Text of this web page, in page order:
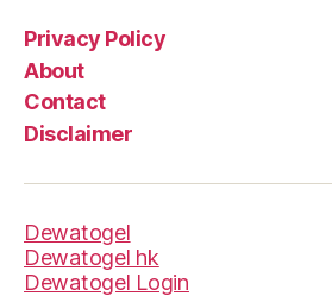
i
l
a
l
i
n
Privacy Policy
About
Contact
Disclaimer
Dewatogel
Dewatogel hk
Dewatogel Login